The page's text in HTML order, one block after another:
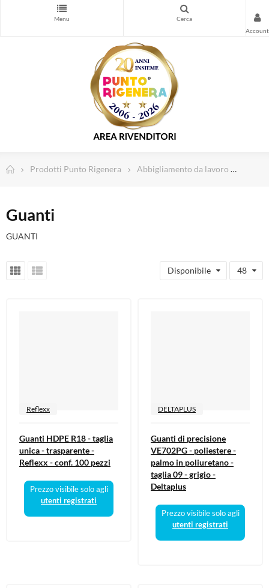
Forniture magazzino e sicurezza
Computer e Informatica
Telefonia e Wearable
Cura della Persona
TV, Home Cinema e Audio
Materiale elettrico
Igiene e Pulizia
Prodotti Punto Rigenera Abbigliamento da lavoro
Guanti
GUANTI
Disponibile 48
Reflexx
Guanti HDPE R18 - taglia
unica - trasparente -
Reflexx - conf. 100 pezzi
Prezzo visibile solo agli
utenti registrati
DELTAPLUS
Guanti di precisione
VE702PG - poliestere -
palmo in poliuretano -
taglia 09 - grigio -
Deltaplus
Prezzo visibile solo agli
utenti registrati